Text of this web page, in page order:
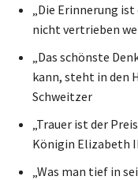
„Die Erinnerung
nicht vertrieben
„Das schönste
kann, steht in den
Schweitzer
„Trauer ist der
Königin Elizabeth
„Was man tief in